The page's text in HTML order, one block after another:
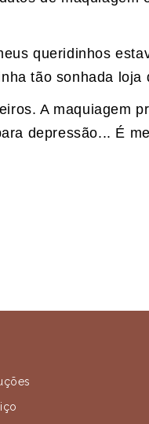
queridinhos
tão sonhada loja
A maquiagem
depressão... É